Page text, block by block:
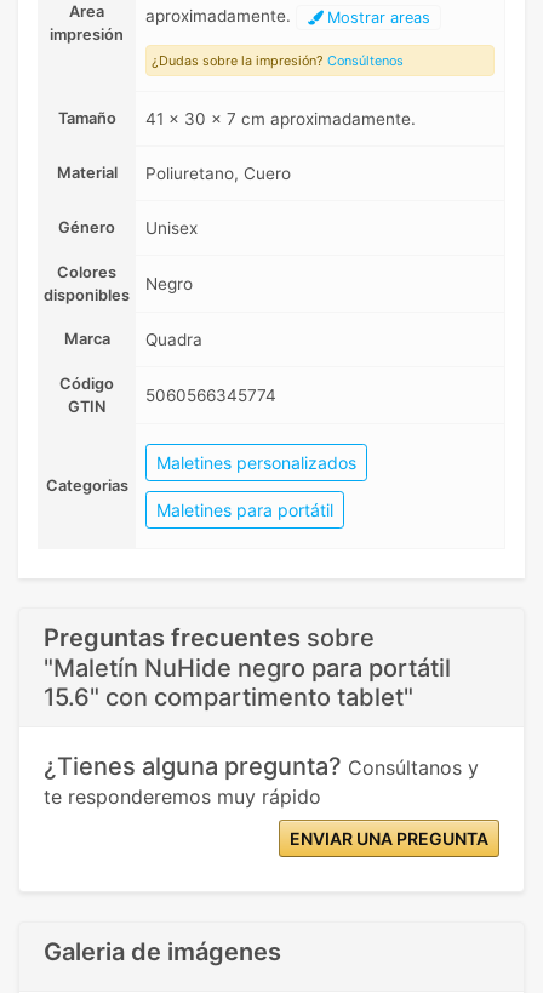
Area
impresión
aproximadamente.
Mostrar areas
¿Dudas sobre la impresión? Consúltenos
Tamaño 41 x 30 x 7 cm aproximadamente.
Material Poliuretano, Cuero
Género Unisex
Colores
disponibles
Negro
Marca Quadra
Código
GTIN
5060566345774
Categorias
Maletines personalizados
Maletines para portátil
Preguntas frecuentes sobre
"Maletín NuHide negro para portátil
15.6" con compartimento tablet"
¿Tienes alguna pregunta? Consúltanos y
te responderemos muy rápido
ENVIAR UNA PREGUNTA
Galeria de imágenes